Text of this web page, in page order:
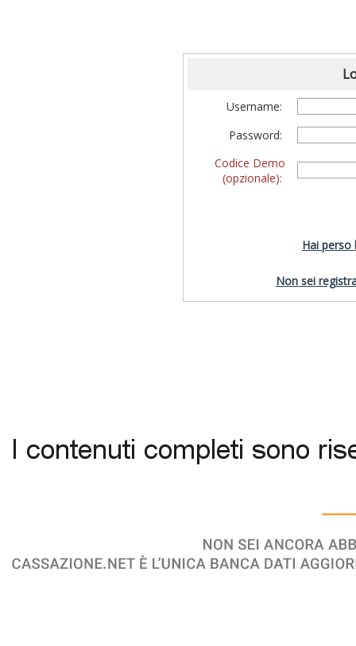
Username:
Password:
Codice Demo
(opzionale):
Hai perso
Non sei